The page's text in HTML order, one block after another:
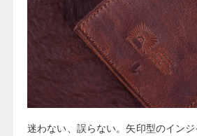
迷わない、誤らない。矢印型のイン